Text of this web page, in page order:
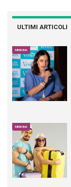
ULTIMI ARTICOLI
MEDICINA
MEDICINA